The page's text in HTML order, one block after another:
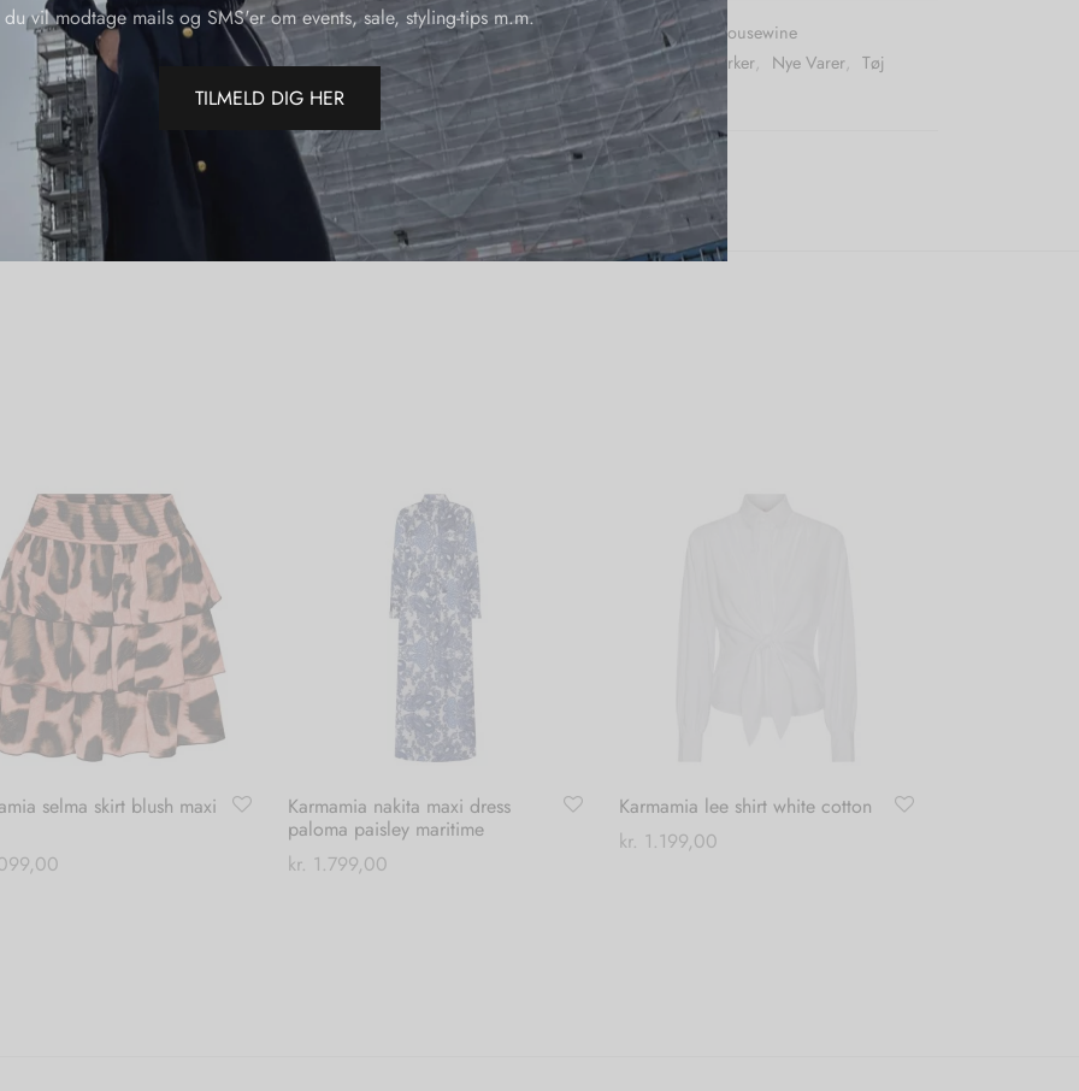
du vil modtage mails og SMS'er om events, sale, styling-tips m.m.
TILMELD DIG HER
Varenummer (SKU):
Karmamiainesblousewine
Kategorier:
Bluser, Karmamia, Mærker, Nye Varer, Tøj
Varemærke:
Karmamia
Del
selma skirt blush maxi
Karmamia nakita maxi dress
paloma paisley maritime
kr. 1.799,00
Karmamia lee shirt white cotton
kr. 1.199,00